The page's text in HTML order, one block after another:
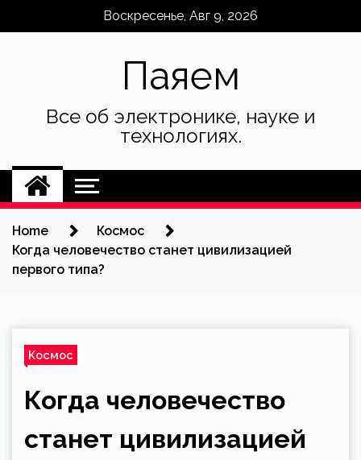
Воскресенье, Авг 9, 2026
Паяем
Все об электронике, науке и
технологиях.
Home
Космос
Когда человечество станет цивилизацией
первого типа?
Космос
Когда человечество
станет цивилизацией